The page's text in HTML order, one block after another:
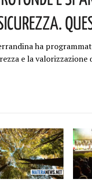
ha
e la valorizzazione